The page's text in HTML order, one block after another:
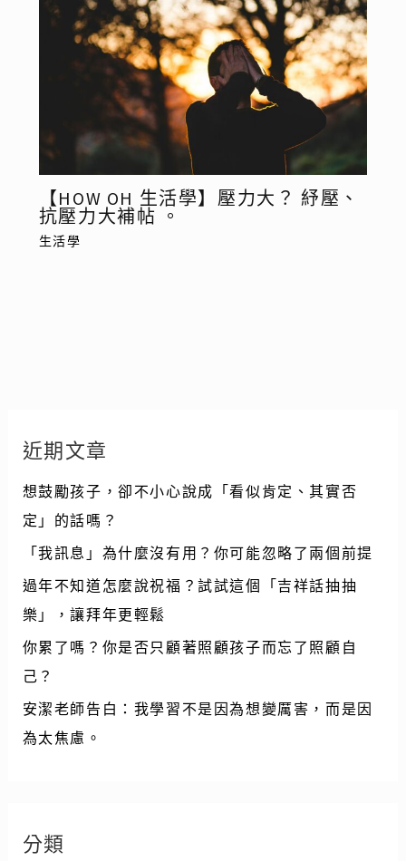
【HOW OH 生活學】壓力大？ 紓壓、
抗壓力大補帖 。
生活學
近期文章
想鼓勵孩子，卻不小心說成「看似肯定、其實否
定」的話嗎？
「我訊息」為什麼沒有用？你可能忽略了兩個前提
過年不知道怎麼說祝福？試試這個「吉祥話抽抽
樂」，讓拜年更輕鬆
你累了嗎？你是否只顧著照顧孩子而忘了照顧自
己？
安潔老師告白：我學習不是因為想變厲害，而是因
為太焦慮。
分類